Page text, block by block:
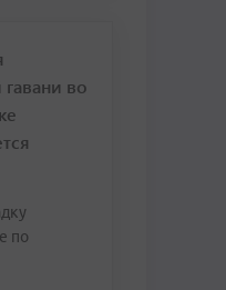
во
по